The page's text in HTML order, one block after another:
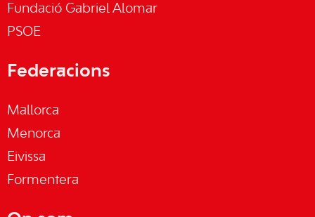
Fundació Gabriel Alomar
PSOE
Federacions
Mallorca
Menorca
Eivissa
Formentera